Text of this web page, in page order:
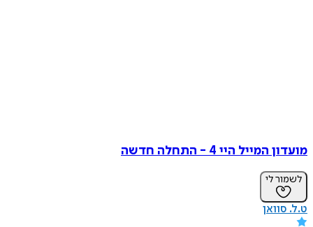
מועדון המייל היי 4 - התחלה חדשה
לשמור לי
ט.ל. סוואן